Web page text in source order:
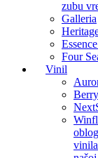
zubu
Galleria
Four
Vinil